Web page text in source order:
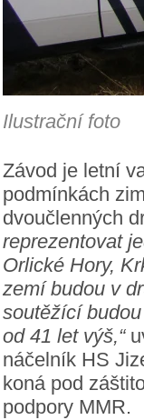
Ilustrační foto
Závod je letní
podmínkách
dvoučlenných
reprezentovat
Orlické Hory,
zemí budou v
soutěžící
od 41 let výš,“
náčelník HS
koná pod
podpory MMR.